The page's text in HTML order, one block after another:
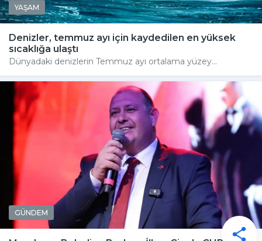
YAŞAM
Denizler, temmuz ayı için kaydedilen en yüksek
sıcaklığa ulaştı
Dünyadaki denizlerin Temmuz ayı ortalama yüzey...
GÜNDEM